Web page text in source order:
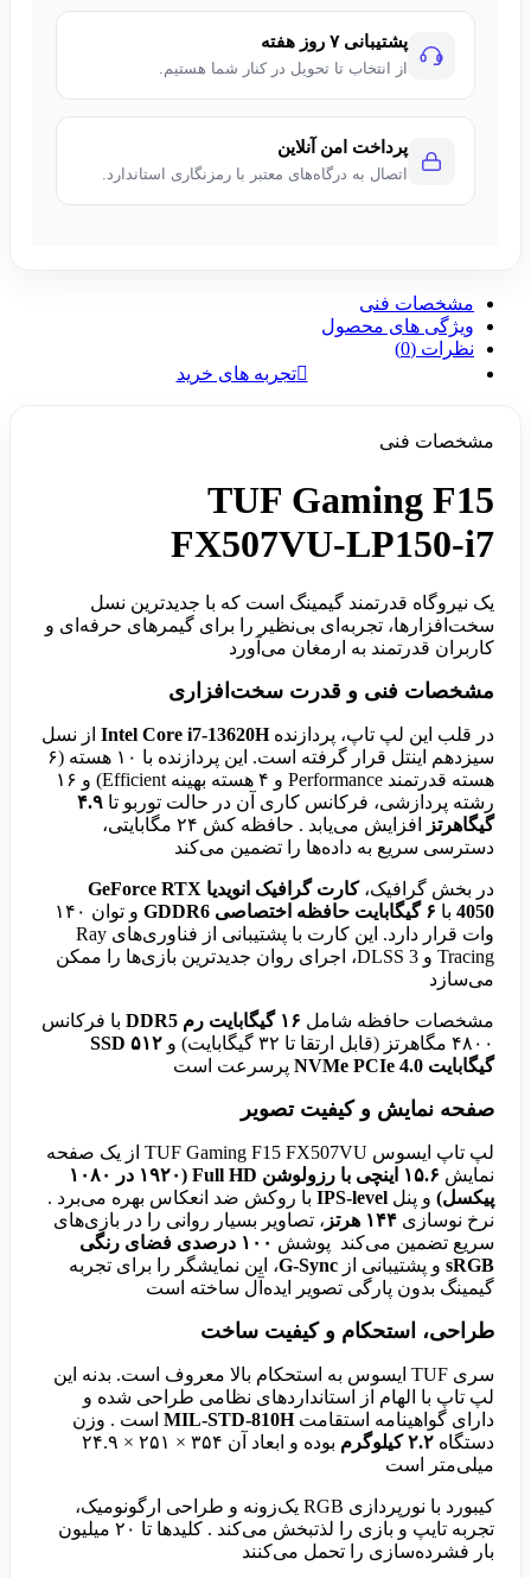
پشتیبانی ۷ روز هفته
از انتخاب تا تحویل در کنار شما هستیم.
پرداخت امن آنلاین
اتصال به درگاه‌های معتبر با رمزنگاری استاندارد.
مشخصات فنی
ویژگی های محصول
نظرات (0)
تجربه های خرید
مشخصات فنی
TUF Gaming F15
FX507VU-LP150-i7
یک نیروگاه قدرتمند گیمینگ است که با جدیدترین نسل
سخت‌افزارها، تجربه‌ای بی‌نظیر را برای گیمرهای حرفه‌ای و
کاربران قدرتمند به ارمغان می‌آورد
مشخصات فنی و قدرت سخت‌افزاری
در قلب این لپ تاپ، پردازندهIntel Core i7-13620H از نسل
سیزدهم اینتل قرار گرفته است. این پردازنده با ۱۰ هسته (۶
هسته قدرتمند Performance و ۴ هسته بهینه Efficient) و ۱۶
رشته پردازشی، فرکانس کاری آن در حالت توربو تا ۴.۹
گیگاهرتز
افزایش می‌یابد . حافظه کش ۲۴ مگابایتی،
دسترسی سریع به داده‌ها را تضمین می‌کند
در بخش گرافیک،
کارت گرافیک انویدیا GeForce RTX
4050 با ۶ گیگابایت حافظه اختصاصی GDDR6
و توان ۱۴۰
وات قرار دارد. این کارت با پشتیبانی از فناوری‌های Ray
Tracing و DLSS 3، اجرای روان جدیدترین بازی‌ها را ممکن
می‌سازد
مشخصات حافظه شامل ۱۶ گیگابایت رم DDR5
با فرکانس
۴۸۰۰ مگاهرتز (قابل ارتقا تا ۳۲ گیگابایت) و
SSD ۵۱۲
گیگابایت NVMe PCIe 4.0
پرسرعت است
صفحه نمایش و کیفیت تصویر
لپ تاپ ایسوس TUF Gaming F15 FX507VU از یک صفحه
نمایش
۱۵.۶ اینچی با رزولوشن Full HD (۱۹۲۰ در ۱۰۸۰
پیکسل) و پنل IPS-level با روکش ضد انعکاس بهره می‌برد .
نرخ نوسازی ۱۴۴ هرتز
، تصاویر بسیار روانی را در بازی‌های
سریع تضمین می‌کند پوشش
۱۰۰ درصدی فضای رنگی
sRGB و پشتیبانی از G-Sync، این نمایشگر را برای تجربه
گیمینگ بدون پارگی تصویر ایده‌آل ساخته است
طراحی، استحکام و کیفیت ساخت
سری TUF ایسوس به استحکام بالا معروف است. بدنه این
لپ تاپ با الهام از استانداردهای نظامی طراحی شده و
دارای گواهینامه استقامتMIL-STD-810H است . وزن
دستگاه ۲.۲ کیلوگرم
بوده و ابعاد آن ۳۵۴ × ۲۵۱ × ۲۴.۹
میلی‌متر است
کیبورد با نورپردازی RGB یک‌زونه و طراحی ارگونومیک،
تجربه تایپ و بازی را لذتبخش می‌کند . کلیدها تا ۲۰ میلیون
بار فشرده‌سازی را تحمل می‌کنند